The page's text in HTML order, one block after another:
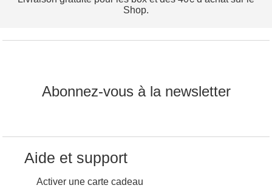
Shop.
Abonnez-vous à la newsletter
Aide et support
Activer une carte cadeau